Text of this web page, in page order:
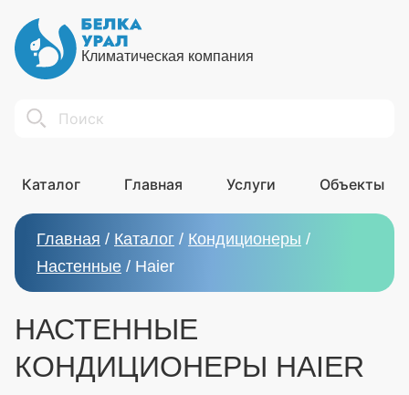
Климатическая компания
Search
Каталог Главная Услуги Объекты
Главная / Каталог / Кондиционеры /
Настенные / Haier
НАСТЕННЫЕ
КОНДИЦИОНЕРЫ HAIER